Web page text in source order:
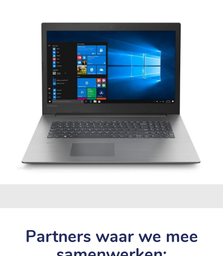
Partners waar we mee